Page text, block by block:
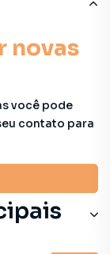
novas
você pode
contato para